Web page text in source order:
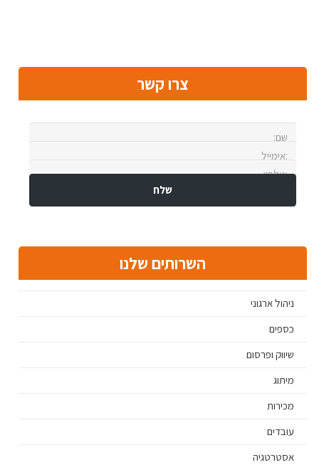
צרו קשר
השרותים שלנו
ניהול ארגוני
כספים
שיווק ופרסום
מיתוג
מכירות
עובדים
אסטרטגיה